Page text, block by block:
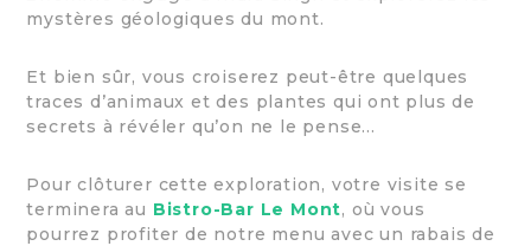
mystères géologiques du mont.
Et bien sûr, vous croiserez peut-être quelques
traces d’animaux et des plantes qui ont plus de
secrets à révéler qu’on ne le pense…
Pour clôturer cette exploration, votre visite se
terminera au Bistro-Bar Le Mont, où vous
pourrez profiter de notre menu avec un rabais de